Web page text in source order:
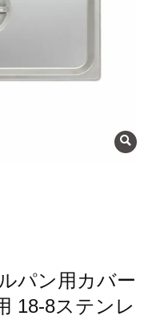
パン用カバー
18-8ステンレ